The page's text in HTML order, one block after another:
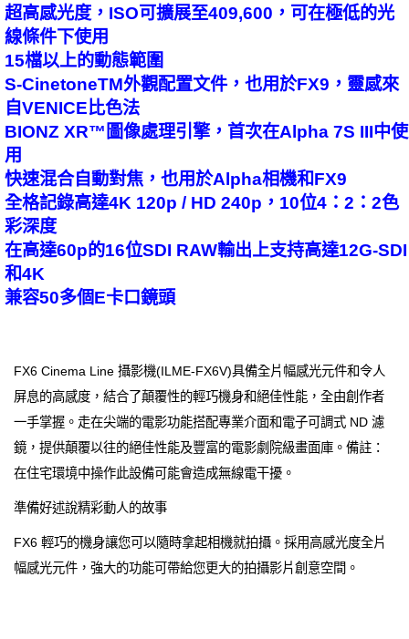
超高感光度，ISO可擴展至409,600，可在極低的光
線條件下使用
15檔以上的動態範圍
S-CinetoneTM外觀配置文件，也用於FX9，靈感來
自VENICE比色法
BIONZ XR™圖像處理引擎，首次在Alpha 7S III中使
用
快速混合自動對焦，也用於Alpha相機和FX9
全格記錄高達4K 120p / HD 240p，10位4：2：2色
彩深度
在高達60p的16位SDI RAW輸出上支持高達12G-SDI
和4K
兼容50多個E卡口鏡頭
FX6 Cinema Line 攝影機(ILME-FX6V)具備全片幅感光元件和令人
屏息的高感度，結合了顛覆性的輕巧機身和絕佳性能，全由創作者
一手掌握。走在尖端的電影功能搭配專業介面和電子可調式 ND 濾
鏡，提供顛覆以往的絕佳性能及豐富的電影劇院級畫面庫。備註：
在住宅環境中操作此設備可能會造成無線電干擾。
準備好述說精彩動人的故事
FX6 輕巧的機身讓您可以隨時拿起相機就拍攝。採用高感光度全片
幅感光元件，強大的功能可帶給您更大的拍攝影片創意空間。